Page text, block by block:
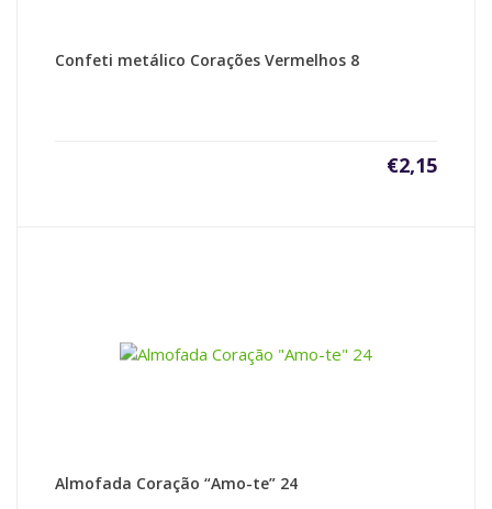
Confeti metálico Corações Vermelhos 8
€2,15
Almofada Coração “Amo-te” 24